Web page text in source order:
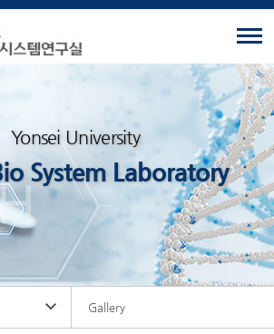
Yonsei University
System Laboratory
Gallery